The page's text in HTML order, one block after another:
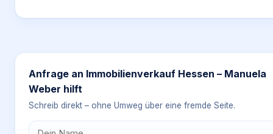
Anfrage an Immobilienverkauf Hessen – Manuela
Weber hilft
Schreib direkt – ohne Umweg über eine fremde Seite.